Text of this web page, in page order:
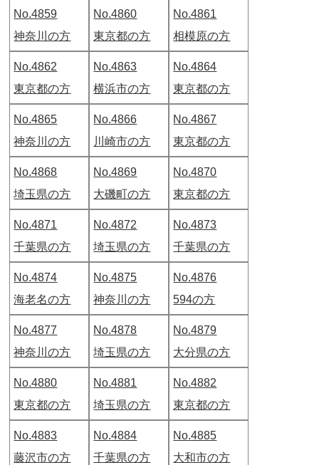
No.4859
神奈川の方
No.4860
東京都の方
No.4861
相模原の方
No.4862
東京都の方
No.4863
横浜市の方
No.4864
東京都の方
No.4865
神奈川の方
No.4866
川崎市の方
No.4867
東京都の方
No.4868
埼玉県の方
No.4869
大磯町の方
No.4870
東京都の方
No.4871
千葉県の方
No.4872
埼玉県の方
No.4873
千葉県の方
No.4874
海老名の方
No.4875
神奈川の方
No.4876
594の方
No.4877
神奈川の方
No.4878
埼玉県の方
No.4879
大分県の方
No.4880
東京都の方
No.4881
埼玉県の方
No.4882
東京都の方
No.4883
藤沢市の方
No.4884
千葉県の方
No.4885
大和市の方